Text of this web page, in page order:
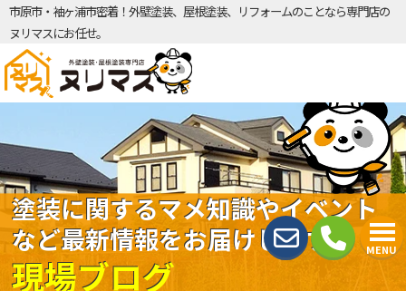
市原市・袖ヶ浦市密着！外壁塗装、屋根塗装、リフォームのことなら専門店の
ヌリマスにお任せ。
MENU
塗装に関するマメ知識やイベント
など最新情報をお届けします！
現場ブログ